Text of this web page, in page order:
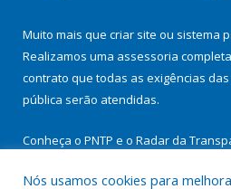
Muito mais que criar site ou sistema
Realizamos uma assessoria
contrato que todas as exigências das
pública serão atendidas.
Conheça o PNTP e o Radar da
Nós usamos cookies para